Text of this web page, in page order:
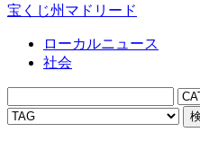
宝くじ州マドリード
ローカルニュース
社会